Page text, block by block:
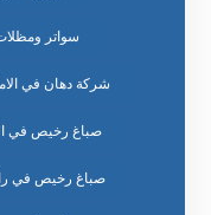
سواتر
شركة دهان في
صباغ رخيص في
صباغ رخيص في